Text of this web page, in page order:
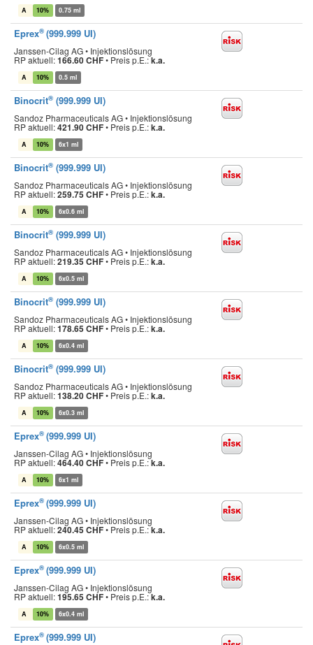
A 10% 0.75 ml
Eprex® (999.999 UI)
Janssen-Cilag AG • Injektionslösung
RP aktuell:166.60 CHF• Preis p.E.:k.a.
A 10% 0.5 ml
Binocrit® (999.999 UI)
Sandoz Pharmaceuticals AG • Injektionslösung
RP aktuell:421.90 CHF• Preis p.E.:k.a.
A 10% 6x1 ml
Binocrit® (999.999 UI)
Sandoz Pharmaceuticals AG • Injektionslösung
RP aktuell:259.75 CHF• Preis p.E.:k.a.
A 10% 6x0.6 ml
Binocrit® (999.999 UI)
Sandoz Pharmaceuticals AG • Injektionslösung
RP aktuell:219.35 CHF• Preis p.E.:k.a.
A 10% 6x0.5 ml
Binocrit® (999.999 UI)
Sandoz Pharmaceuticals AG • Injektionslösung
RP aktuell:178.65 CHF• Preis p.E.:k.a.
A 10% 6x0.4 ml
Binocrit® (999.999 UI)
Sandoz Pharmaceuticals AG • Injektionslösung
RP aktuell:138.20 CHF• Preis p.E.:k.a.
A 10% 6x0.3 ml
Eprex® (999.999 UI)
Janssen-Cilag AG • Injektionslösung
RP aktuell:464.40 CHF• Preis p.E.:k.a.
A 10% 6x1 ml
Eprex® (999.999 UI)
Janssen-Cilag AG • Injektionslösung
RP aktuell:240.45 CHF• Preis p.E.:k.a.
A 10% 6x0.5 ml
Eprex® (999.999 UI)
Janssen-Cilag AG • Injektionslösung
RP aktuell:195.65 CHF• Preis p.E.:k.a.
A 10% 6x0.4 ml
Eprex® (999.999 UI)